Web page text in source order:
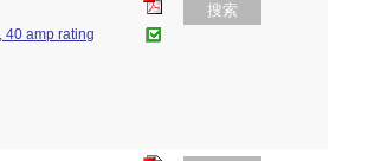
40 amp rating
搜索